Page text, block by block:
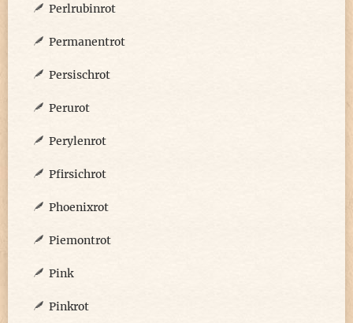
Perlrubinrot
Permanentrot
Persischrot
Perurot
Perylenrot
Pfirsichrot
Phoenixrot
Piemontrot
Pink
Pinkrot